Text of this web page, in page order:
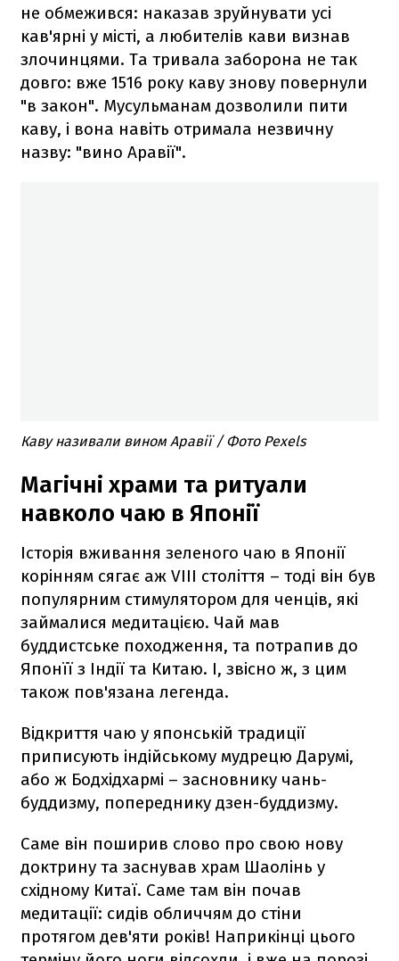
не обмежився: наказав зруйнувати усі
кав'ярні у місті, а любителів кави визнав
злочинцями. Та тривала заборона не так
довго: вже 1516 року каву знову повернули
"в закон". Мусульманам дозволили пити
каву, і вона навіть отримала незвичну
назву: "вино Аравії".
Каву називали вином Аравії / Фото Pexels
Магічні храми та ритуали
навколо чаю в Японії
Історія вживання зеленого чаю в Японії
корінням сягає аж VIII століття – тоді він був
популярним стимулятором для ченців, які
займалися медитацією. Чай мав
буддистське походження, та потрапив до
Японїї з Індії та Китаю. І, звісно ж, з цим
також пов'язана легенда.
Відкриття чаю у японській традиції
приписують індійському мудрецю Дарумі,
або ж Бодхідхармі – засновнику чань-
буддизму, попереднику дзен-буддизму.
Саме він поширив слово про свою нову
доктрину та заснував храм Шаолінь у
східному Китаї. Саме там він почав
медитації: сидів обличчям до стіни
протягом дев'яти років! Наприкінці цього